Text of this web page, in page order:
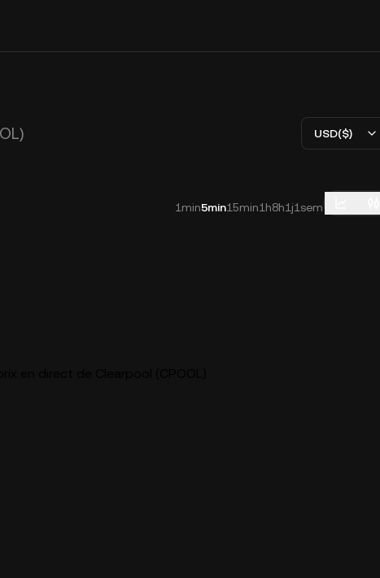
USD($)
1min5min15min1h8h1j1sem